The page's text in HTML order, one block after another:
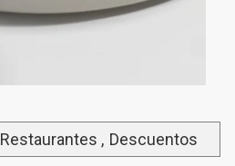
Restaurantes Descuentos